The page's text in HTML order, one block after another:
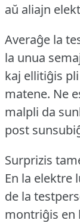
aŭ aliajn
Averaĝe la
la unua
kaj ellitiĝis
matene. Ne
malpli da
post
Surprizis
En la elektre
de la
montriĝis en